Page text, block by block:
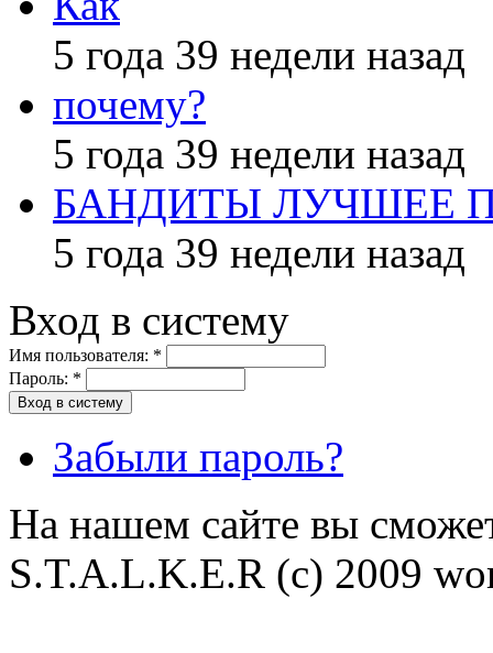
5 года 39 недели назад
почему?
5 года 39 недели назад
БАНДИТЫ ЛУЧШЕЕ
5 года 39 недели назад
Вход в систему
Имя пользователя: *
Пароль: *
Забыли пароль?
На нашем сайте вы
S.T.A.L.K.E.R (с) 2009